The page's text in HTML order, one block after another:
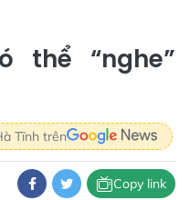
thể “nghe”
Tĩnh trên
Copy link